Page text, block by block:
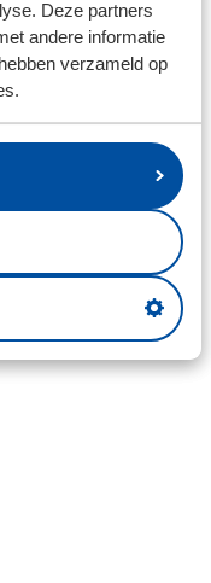
Deze partners
andere informatie
verzameld op